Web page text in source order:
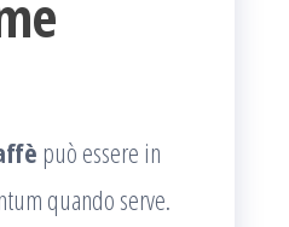
può essere in
quando serve.